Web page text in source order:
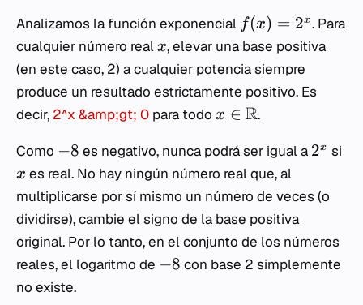
Analizamos la función exponencial f (x) = 2x. Para
cualquier número real x, elevar una base positiva
(en este caso, 2) a cualquier potencia siempre
produce un resultado estrictamente positivo. Es
decir, 2^x &amp;gt; 0 para todo x ∈ R.
Como −8 es negativo, nunca podrá ser igual a 2x si
x es real. No hay ningún número real que, al
multiplicarse por sí mismo un número de veces (o
dividirse), cambie el signo de la base positiva
original. Por lo tanto, en el conjunto de los números
reales, el logaritmo de −8 con base 2 simplemente
no existe.